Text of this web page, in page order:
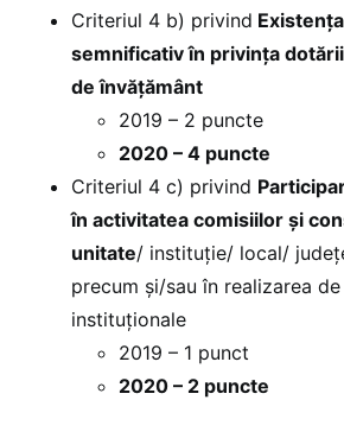
Criteriul 4 b) privind
semnificativ în privinţa
de învăţământ
2019 – 2 puncte
2020 – 4 puncte
Criteriul 4 c) privind
în activitatea comisiilor şi
unitate/ instituţie/ local/
precum şi/sau în realizarea
instituţionale
2019 – 1 punct
2020 – 2 puncte